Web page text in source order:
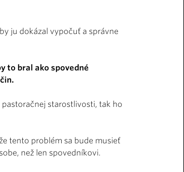
ju dokázal vypočuť a správne
to bral ako spovedné
starostlivosti, tak ho
tento problém sa bude musieť
než len spovedníkovi.